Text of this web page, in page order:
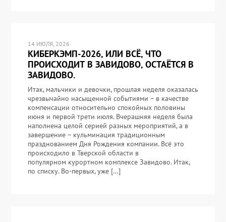
14 ИЮЛЯ, 2026
КИБЕРКЭМП-2026, ИЛИ ВСЁ, ЧТО
ПРОИСХОДИТ В ЗАВИДОВО, ОСТАЁТСЯ В
ЗАВИДОВО.
Итак, мальчики и девочки, прошлая неделя оказалась
чрезвычайно насыщенной событиями – в качестве
компенсации относительно спокойных половины
июня и первой трети июля. Вчерашняя неделя была
наполнена целой серией разных мероприятий, а в
завершение – кульминация традиционным
празднованием Дня Рождения компании. Всё это
происходило в Тверской области в
популярном курортном комплексе Завидово. Итак,
по списку. Во-первых, уже […]